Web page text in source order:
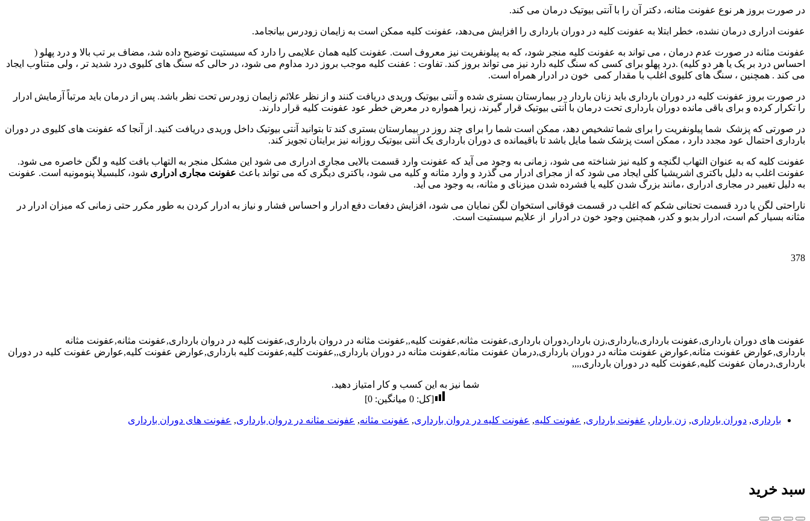
در صورت بروز هر نوع عفونت مثانه، دکتر آن را با آنتی بیوتیک درمان می کند.
عفونت ادراری درمان نشده، خطر ابتلا به عفونت کلیه در دوران بارداری را افزایش می‌دهد، عفونت کلیه ممکن است به زایمان زودرس بیانجامد.
عفونت مثانه در صورت عدم درمان ، می تواند به عفونت کلیه منجر شود، که به پیلونفریت نیز معروف است. عفونت کلیه همان علایمی را دارد که سیستیت توضیح داده شد، مضاف بر تب بالا و درد پهلو (
احساس درد بر یک یا هر دو کلیه) .درد پهلو برای کسی که سنگ کلیه دارد نیز می تواند بروز کند. تفاوت : عفنت کلیه موجب بروز درد مداوم می شود، در حالی که سنگ های کلیوی درد شدید تر ، ولی متناوب ایجاد
می کند . همچنین ، سنگ های کلیوی اغلب با مقدار کمی خون در ادرار همراه است.
در صورت بروز عفونت کلیه در دوران بارداری باید زنان باردار در بیمارستان بستری شده و آنتی بیوتیک وریدی دریافت کنند و از نظر علائم زایمان زودرس تحت نظر باشد. پس از درمان باید مرتباً آزمایش ادرار
را تکرار کرده و برای باقی مانده دوران بارداری تحت درمان با آنتی بیوتیک قرار گیرند، زیرا همواره در معرض خطر عود عفونت کلیه قرار دارند.
در صورتی که پزشک شما پیلونفریت را برای شما تشخیص دهد، ممکن است شما را برای چند روز در بیمارستان بستری کند تا بتوانید آنتی بیوتیک داخل وریدی دریافت کنید. از آنجا که عفونت های کلیوی در دوران
بارداری احتمال عود مجدد دارد ، ممکن است پزشک شما مایل باشد تا باقیمانده ی دوران بارداری یک آنتی بیوتیک روزانه نیز برایتان تجویز کند.
عفونت کلیه که به عنوان التهاب لگنچه و کلیه نیز شناخته می شود، زمانی به وجود می آید که عفونت وارد قسمت بالایی مجاری ادراری می شود این مشکل منجر به التهاب بافت کلیه و لگن خاصره می شود.
عفونت اغلب به دلیل باکتری اشریشیا کلی ایجاد می شود که از مجرای ادرار می گذرد و وارد مثانه و کلیه می شود، باکتری دیگری که می تواند باعث عفونت مجاری ادراری شود، کلبسیلا پنومونیه است. عفونت
به دلیل تغییر در مجاری ادراری ،مانند بزرگ شدن کلیه یا فشرده شدن میزنای و مثانه، به وجود می آید.
ناراحتی لگن یا درد قسمت تحتانی شکم که اغلب در قسمت فوقانی استخوان لگن نمایان می شود، افزایش دفعات دفع ادرار و احساس فشار و نیاز به ادرار کردن به طور مکرر حتی زمانی که میزان ادرار در
مثانه بسیار کم است، ادرار بدبو و کدر، همچنین وجود خون در ادرار از علایم سیستیت است.
378
عفونت های دوران بارداری,عفونت بارداری,بارداری,زن باردار,دوران بارداری,عفونت مثانه,عفونت کلیه,,عفونت مثانه در دروان بارداری,عفونت کلیه در دروان بارداری,عفونت مثانه,عفونت مثانه
بارداری,عوارض عفونت مثانه,عوارض عفونت مثانه در دوران بارداری,درمان عفونت مثانه,عفونت مثانه در دوران بارداری,,عفونت کلیه,عفونت کلیه بارداری,عوارض عفونت کلیه,عوارض عفونت کلیه در دوران
بارداری,درمان عفونت کلیه,عفونت کلیه در دوران بارداری,,,,
شما نیز به این کسب و کار امتیاز دهید.
[کل:0 میانگین:0
]
بارداری, دوران بارداری, زن باردار , عفونت بارداری, عفونت کلیه, عفونت کلیه در دروان بارداری, عفونت مثانه, عفونت مثانه در دروان بارداری, عفونت های دوران بارداری
سبد خرید